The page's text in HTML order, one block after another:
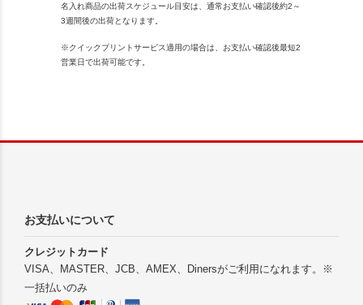
名入れ商品の出荷スケジュール目安は、通常お支払い確認後約2～
3週間後の出荷となります。
※クイックプリントサービス適用の場合は、お支払い確認後最短2
営業日で出荷可能です。
お支払いについて
クレジットカード
VISA、MASTER、JCB、AMEX、Dinersがご利用になれます。※
一括払いのみ